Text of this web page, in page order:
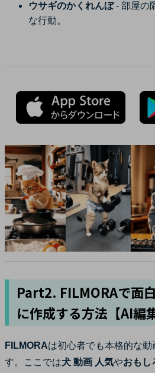
ウサギのかくれんぼ- 部屋の
な行動。
Part2. FILMORAで面
に作成する方法【AI編
FILMORAは初心者でも本格的な
す。ここでは犬 動画 人気やおもし